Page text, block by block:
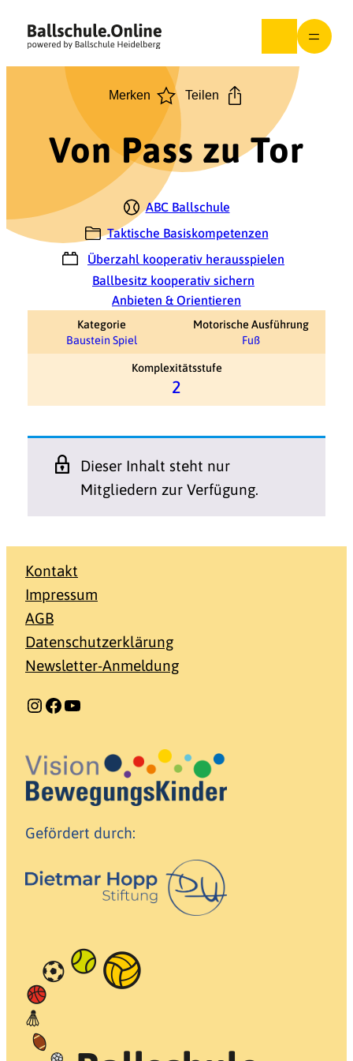
Inhalt
springen
Merken Teilen
Von Pass zu Tor
ABC Ballschule
Taktische Basiskompetenzen
Überzahl kooperativ herausspielen
Ballbesitz kooperativ sichern
Anbieten & Orientieren
Kategorie
Baustein Spiel
Motorische Ausführung
Fuß
Komplexitätsstufe
2
Dieser Inhalt steht nur
Mitgliedern zur Verfügung.
Kontakt
Impressum
AGB
Datenschutzerklärung
Newsletter-Anmeldung
Instagram Facebook YouTube
Gefördert durch: